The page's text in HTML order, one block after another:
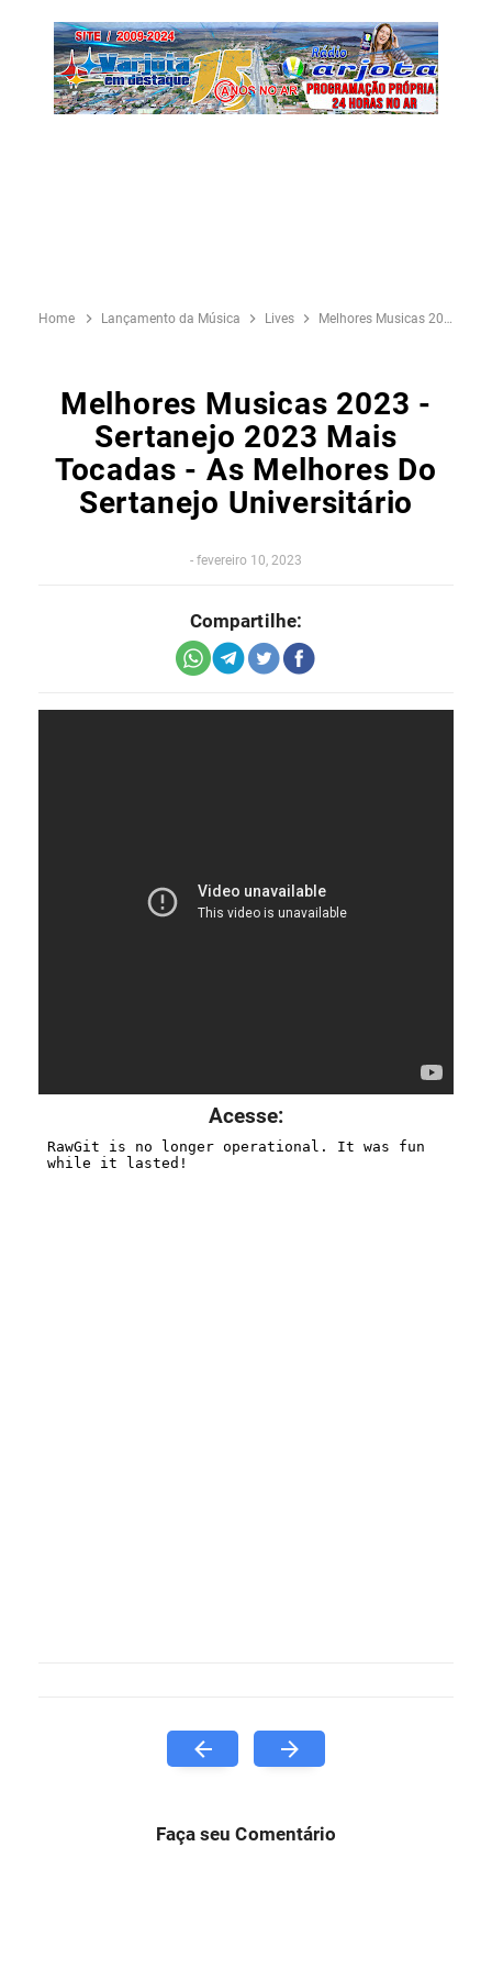
Home Lançamento da Música Lives Melhores Musicas 2023 - Sertanejo 2023 Mais Tocadas - As Melhores Do Sertanejo Universitário
Melhores Musicas 2023 -
Sertanejo 2023 Mais
Tocadas - As Melhores Do
Sertanejo Universitário
- fevereiro 10, 2023
Compartilhe:
Acesse:
Faça seu Comentário